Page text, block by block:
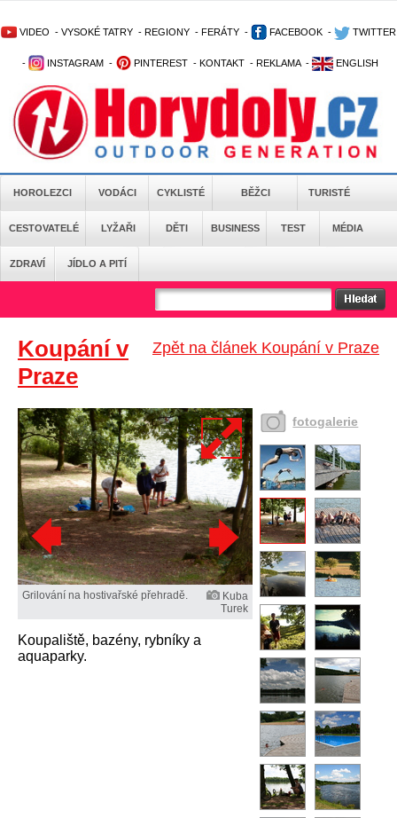
VIDEO - VYSOKÉ TATRY - REGIONY - FERÁTY - FACEBOOK - TWITTER
- INSTAGRAM - PINTEREST - KONTAKT - REKLAMA - ENGLISH
HOROLEZCI VODÁCI CYKLISTÉ BĚŽCI TURISTÉ
CESTOVATELÉ LYŽAŘI DĚTI BUSINESS TEST MÉDIA
ZDRAVÍ JÍDLO A PITÍ
Zpět na článek Koupání v Praze
Koupání v
Praze
Grilování na hostivařské přehradě.
Kuba
Turek
Koupaliště, bazény, rybníky a
aquaparky.
fotogalerie